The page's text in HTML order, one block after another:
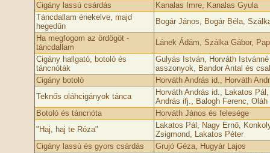
Cigány lassú csárdás
Kanalas Imre, Kanalas Gyula
Táncdallam énekelve, majd
hegedűn
Bogár János, Bogár Béla,
Ha megfogom az ördögöt -
táncdallam
Lánek Ádám, Szálka Gábor,
Cigány hallgató, botoló és
táncnóták
Gulyás István, Horváth
asszonyok, Bandor Antal és
Cigány botoló
Horváth András id., Horváth
Teknős oláhcigányok tánca
Horváth András id., Lakatos
András ifj., Balogh Ferenc, Oláh
Botoló és táncnóta
Horváth János és felesége
"Haj, haj te Róza"
Lakatos Pál, Nagy Ernő,
Zsigmond, Lakatos Péter
Cigány lassú és gyors csárdás
Grujó Géza, Hugyár Lajos